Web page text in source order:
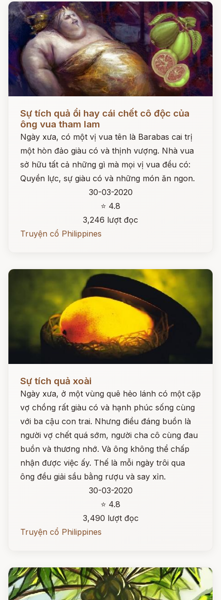
Sự tích quả ổi hay cái chết cô độc của
ông vua tham lam
Ngày xưa, có một vị vua tên là Barabas cai trị
một hòn đảo giàu có và thịnh vượng. Nhà vua
sở hữu tất cả những gì mà mọi vị vua đều có:
Quyền lực, sự giàu có và những món ăn ngon.
30-03-2020
⭐ 4.8
3,246 lượt đọc
Truyện cổ Philippines
Sự tích quả xoài
Ngày xưa, ở một vùng quê hẻo lánh có một cặp
vợ chồng rất giàu có và hạnh phúc sống cùng
với ba cậu con trai. Nhưng điều đáng buồn là
người vợ chết quá sớm, người cha cô cùng đau
buồn và thương nhớ. Và ông không thể chấp
nhận được việc ấy. Thế là mỗi ngày trôi qua
ông đều giải sầu bằng rượu và say xỉn.
30-03-2020
⭐ 4.8
3,490 lượt đọc
Truyện cổ Philippines